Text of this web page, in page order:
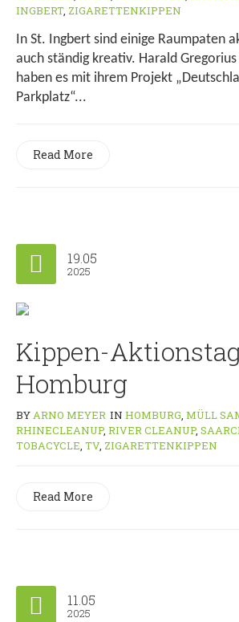
INGBERT, ZIGARETTENKIPPEN
In St. Ingbert sind einige Raumpaten
auch ständig kreativ. Harald
haben es mit ihrem Projekt
Parkplatz“...
Read More
19.05
2025
Kippen-
Homburg
BYARNO MEYER IN HOMBURG, MÜLL
RHINECLEANUP, RIVER CLEANUP,
TOBACYCLE, TV, ZIGARETTENKIPPEN
Read More
11.05
2025